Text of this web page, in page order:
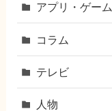
アプリ・ゲーム
コラム
テレビ
人物